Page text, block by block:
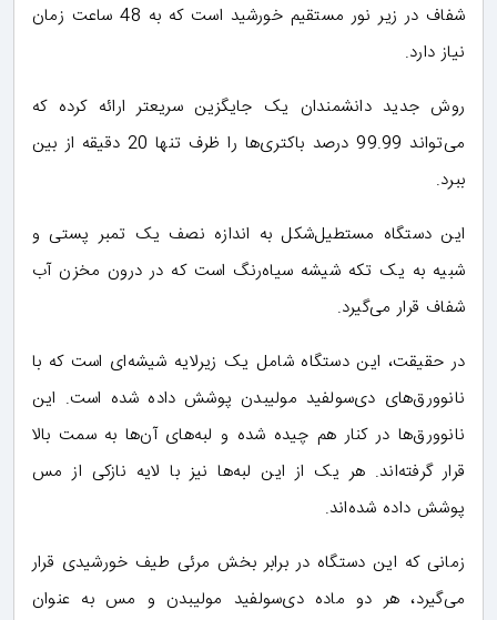
شفاف در زیر نور مستقیم خورشید است که به 48 ساعت زمان
نیاز دارد.
روش جدید دانشمندان یک جایگزین سریعتر ارائه کرده که
می‌تواند 99.99 درصد باکتری‌ها را ظرف تنها 20 دقیقه از بین
ببرد.
این دستگاه مستطیل‌شکل به اندازه نصف یک تمبر پستی و
شبیه به یک تکه شیشه سیاه‌رنگ است که در درون مخزن آب
شفاف قرار می‌گیرد.
در حقیقت، این دستگاه شامل یک زیرلایه شیشه‌ای است که با
نانوورق‌های دی‌سولفید مولیبدن پوشش داده شده است. این
نانوورق‌ها در کنار هم چیده شده و لبه‌های آن‌ها به سمت بالا
قرار گرفته‌اند. هر یک از این لبه‌ها نیز با لایه نازکی از مس
پوشش داده شده‌اند.
زمانی که این دستگاه در برابر بخش مرئی طیف خورشیدی قرار
می‌گیرد، هر دو ماده دی‌سولفید مولیبدن و مس به عنوان